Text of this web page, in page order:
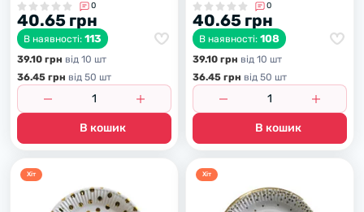
0
40.65 грн
В наявності: 113
39.10 грн вiд 10 шт
36.45 грн вiд 50 шт
В кошик
0
40.65 грн
В наявності: 108
39.10 грн вiд 10 шт
36.45 грн вiд 50 шт
В кошик
Хiт Хiт